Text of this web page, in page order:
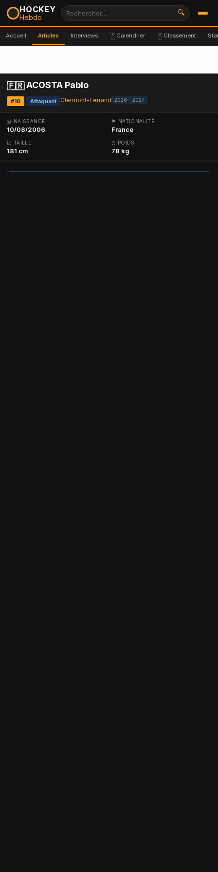
HOCKEY
Hebdo
🔍
Accueil Articles Interviews Calendrier Classement
🇫🇷ACOSTA Pablo
#10 Attaquant Clermont-Ferrand 2026 - 2027
🎂 NAISSANCE
10/08/2006
🏴 NATIONALITÉ
France
📈 TAILLE
181 cm
⚖ POIDS
78 kg